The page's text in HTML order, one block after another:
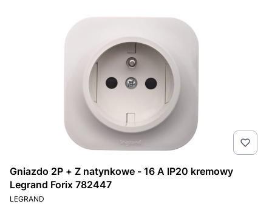
Gniazdo 2P + Z natynkowe - 16 A IP20 kremowy
Legrand Forix 782447
PRODUCENT
LEGRAND